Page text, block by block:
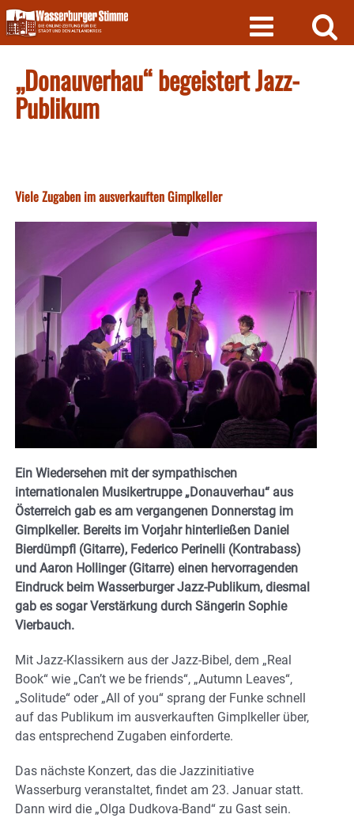
Skip
to
content
„Donauverhau“ begeistert Jazz-
Publikum
Viele Zugaben im ausverkauften Gimplkeller
Ein Wiedersehen mit der sympathischen
internationalen Musikertruppe „Donauverhau“ aus
Österreich gab es am vergangenen Donnerstag im
Gimplkeller. Bereits im Vorjahr hinterließen Daniel
Bierdümpfl (Gitarre), Federico Perinelli (Kontrabass)
und Aaron Hollinger (Gitarre) einen hervorragenden
Eindruck beim Wasserburger Jazz-Publikum, diesmal
gab es sogar Verstärkung durch Sängerin Sophie
Vierbauch.
Mit Jazz-Klassikern aus der Jazz-Bibel, dem „Real
Book“ wie „Can’t we be friends“, „Autumn Leaves“,
„Solitude“ oder „All of you“ sprang der Funke schnell
auf das Publikum im ausverkauften Gimplkeller über,
das entsprechend Zugaben einforderte.
Das nächste Konzert, das die Jazzinitiative
Wasserburg veranstaltet, findet am 23. Januar statt.
Dann wird die „Olga Dudkova-Band“ zu Gast sein.